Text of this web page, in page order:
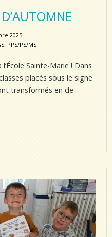
2025
, PPS/PS/MS
Sainte-Marie ! Dans
placés sous le signe
transformés en de